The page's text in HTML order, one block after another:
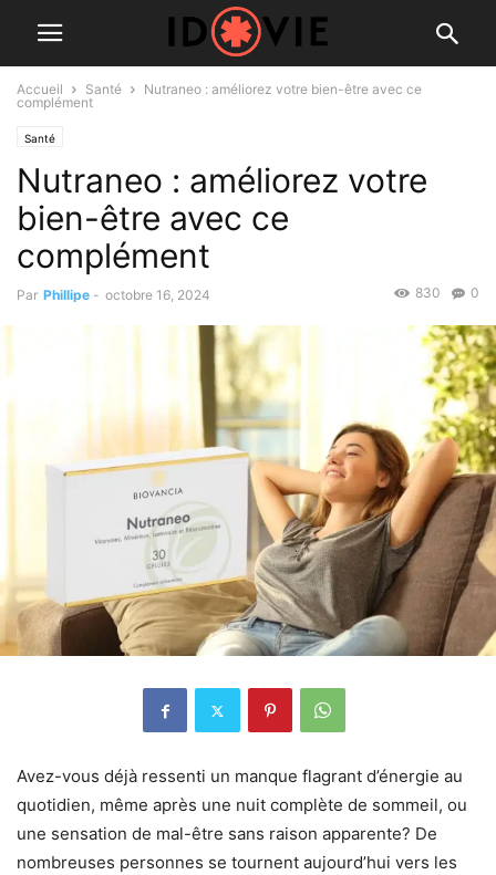
Accueil Santé
Nutraneo : améliorez votre bien-être avec ce
complément
Santé
Nutraneo : améliorez votre
bien-être avec ce
complément
Par Phillipe - octobre 16, 2024 0
830
Avez-vous déjà ressenti un manque flagrant d’énergie au
quotidien, même après une nuit complète de sommeil, ou
une sensation de mal-être sans raison apparente? De
nombreuses personnes se tournent aujourd’hui vers les